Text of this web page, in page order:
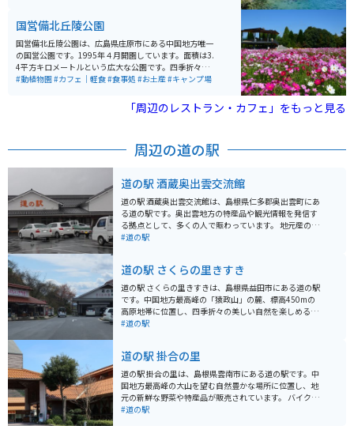
国営備北丘陵公園
国営備北丘陵公園は、広島県庄原市にある中国地方唯一
の国営公園です。1995年４月開園しています。面積は3.
4平方キロメートルという広大な公園です。四季折々の草
花が花壇に植えられていたり、12月にはイルミネーショ
#動植物園#カフェ｜軽食#食事処 #お土産#キャンプ場
「周辺のレストラン・カフェ」をもっと見る
周辺の道の駅
道の駅 酒蔵奥出雲交流館
道の駅 酒蔵奥出雲交流館は、島根県仁多郡奥出雲町にあ
る道の駅です。奥出雲地方の特産品や観光情報を発信す
る拠点として、多くの人で賑わっています。 地元産の新
鮮な野菜や果物が並ぶ直売所は、道の駅の人気スポット
もできます。運転をしない方は、ぜひ奥出雲の地酒を味
わってみてください。 バイクで訪れる場合、道の駅の駐
車場は広々としているので、ゆったりと駐車できます。
春には桜、秋には紅葉と、四季折々の景色を楽しめるの
も魅力です。周辺には、斐伊川沿いの景観が美しい「お
自然を満喫するツーリングはいかがでしょうか。
#道の駅
道の駅 さくらの里きすき
道の駅 さくらの里きすきは、島根県益田市にある道の駅
です。中国地方最高峰の「猿政山」の麓、標高450mの
高原地帯に位置し、四季折々の美しい自然を楽しめるス
ポットとして人気です。 春には、道の駅の名前の由来に
桜まつり」も開催され、多くの人で賑わいます。また、
道の駅の周辺には、ソメイヨシノ以外にも、ヤエザクラ
やシダレザクラなど、様々な種類の桜が植えられてお
り、長い期間桜を楽しむことができます。 夏には、涼し
い高原でキャンプを楽しむことができます。道の駅の隣
#道の駅
道の駅 掛合の里
道の駅 掛合の里は、島根県雲南市にある道の駅です。中
国地方最高峰の大山を望む自然豊かな場所に位置し、地
元の新鮮な野菜や特産品が販売されています。 バイクで
訪れる際は、道の駅から大山方面へのツーリングがおす
#道の駅